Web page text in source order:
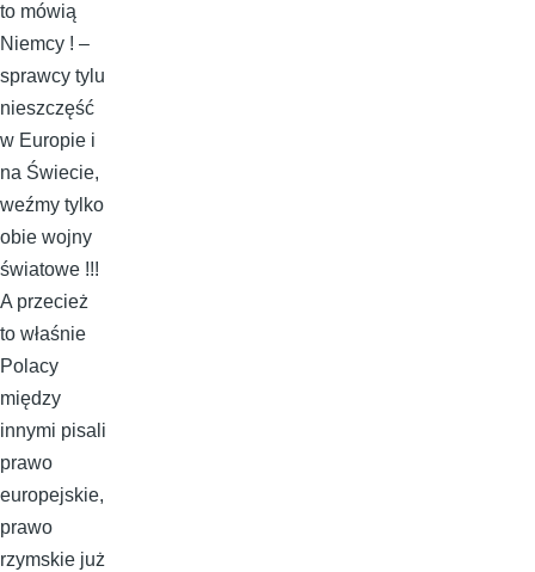
to mówią
Niemcy ! –
sprawcy tylu
nieszczęść
w Europie i
na Świecie,
weźmy tylko
obie wojny
światowe !!!
A przecież
to właśnie
Polacy
między
innymi pisali
prawo
europejskie,
prawo
rzymskie już